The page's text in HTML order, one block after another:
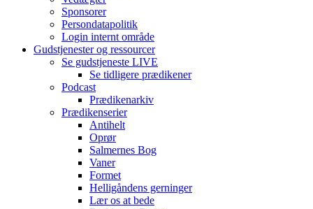
Sponsorer
Persondatapolitik
Login internt område
Gudstjenester og ressourcer
Se gudstjeneste LIVE
Se tidligere prædikener
Podcast
Prædikenarkiv
Prædikenserier
Antihelt
Oprør
Salmernes Bog
Vaner
Formet
Helligåndens gerninger
Lær os at bede